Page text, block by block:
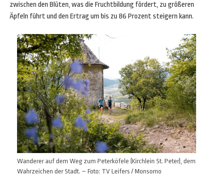
zwischen den Blüten, was die Fruchtbildung fördert, zu größeren
Äpfeln führt und den Ertrag um bis zu 86 Prozent steigern kann.
Wanderer auf dem Weg zum Peterköfele (Kirchlein St. Peter), dem
Wahrzeichen der Stadt. – Foto: TV Leifers / Monsorno